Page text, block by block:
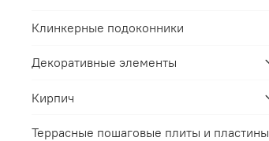
Клинкерные подоконники
Декоративные элементы
Кирпич
Террасные пошаговые плиты и пластины